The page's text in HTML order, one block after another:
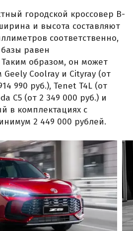
городской кроссовер B-
и высота составляют
соответственно,
равен
образом, он может
Geely Coolray и Cityray (от
990 руб.), Tenet T4L (от
C5 (от 2 349 000 руб.) и
в комплектациях с
2 449 000 рублей.